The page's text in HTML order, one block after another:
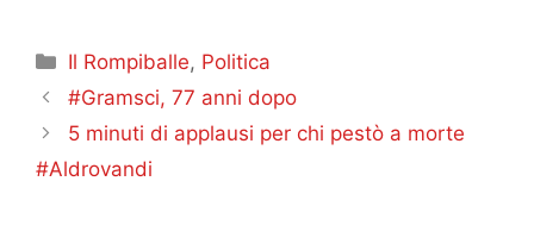
Categorie
Il Rompiballe, Politica
#Gramsci, 77 anni dopo
5 minuti di applausi per chi pestò a morte
#Aldrovandi